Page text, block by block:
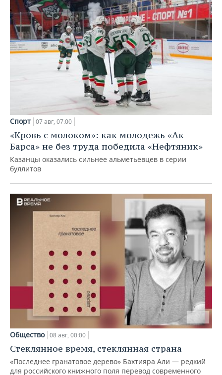
Спорт 07 авг, 07:00
«Кровь с молоком»: как молодежь «Ак
Барса» не без труда победила «Нефтяник»
Казанцы оказались сильнее альметьевцев в серии
буллитов
Общество 08 авг, 00:00
Стеклянное время, стеклянная страна
«Последнее гранатовое дерево» Бахтияра Али — редкий
для российского книжного поля перевод современного